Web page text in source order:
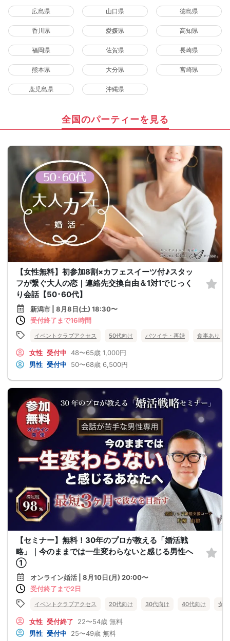
広島県 山口県 徳島県
香川県 愛媛県 高知県
福岡県 佐賀県 長崎県
熊本県 大分県 宮崎県
鹿児島県 沖縄県
全国のパーティーを見る
【女性無料】初参加8割×カフェスイーツ付♪スタッ
フが繋ぐ大人の恋｜連絡先交換自由＆1対1でじっく
り会話【50･60代】
新潟市 | 8月8日(土) 18:30〜
受付終了まで16時間
イベントクラブアクセス 50代向け バツイチ・再婚 食事あり
女性 受付中 48〜65歳 1,000円
男性 受付中 50〜68歳 6,500円
【セミナー】無料！30年のプロが教える「婚活戦
略」｜今のままでは一生変わらないと感じる男性へ
①
オンライン婚活 | 8月10日(月) 20:00〜
受付終了まで2日
イベントクラブアクセス 20代向け 30代向け 40代向け 女
女性 受付終了 22〜54歳 無料
男性 受付中 25〜49歳 無料